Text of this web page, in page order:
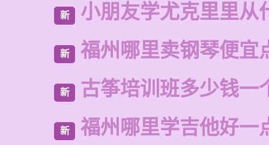
新 小朋友学尤克里里从
新 福州哪里卖钢琴便宜
新 古筝培训班多少钱一
新 福州哪里学吉他好一